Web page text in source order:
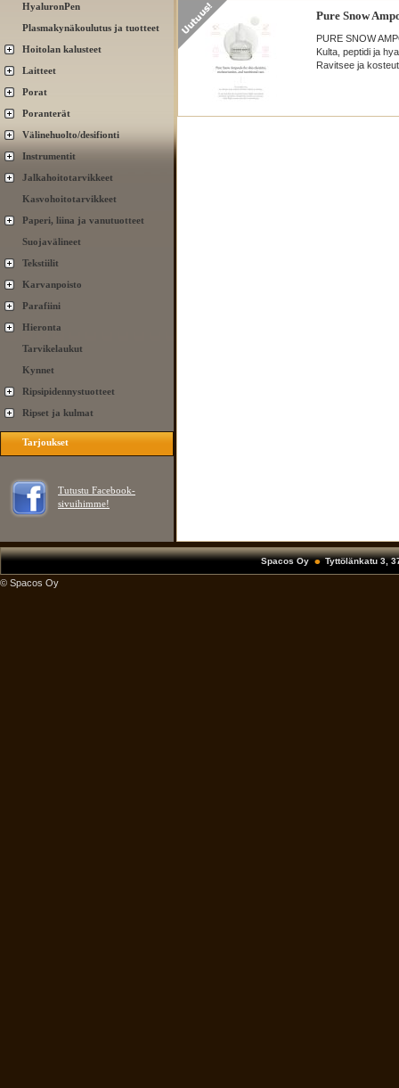
HyaluronPen
Plasmakynäkoulutus ja tuotteet
Hoitolan kalusteet
Laitteet
Porat
Poranterät
Välinehuolto/desifionti
Instrumentit
Jalkahoitotarvikkeet
Kasvohoitotarvikkeet
Paperi, liina ja vanutuotteet
Suojavälineet
Tekstiilit
Karvanpoisto
Parafiini
Hieronta
Tarvikelaukut
Kynnet
Ripsipidennystuotteet
Ripset ja kulmat
Tarjoukset
Tutustu Facebook-
sivuihimme!
Pure Snow
PURE SNOW
Kulta, peptidi ja
Ravitsee ja
Spacos Oy Tyttölänkatu 3,
© Spacos Oy